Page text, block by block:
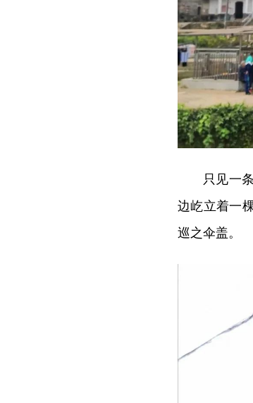
只见一
边屹立着一
巡之伞盖。